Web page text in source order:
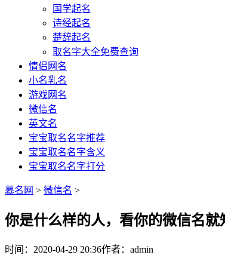
国学起名
诗经起名
楚辞起名
取名字大全免费查询
情侣网名
小名乳名
游戏网名
微信名
英文名
宝宝取名名字推荐
宝宝取名名字含义
宝宝取名名字打分
慕名网 > 微信名 >
你是什么样的人，看你的微信名就
时间：2020-04-29 20:36作者：admin